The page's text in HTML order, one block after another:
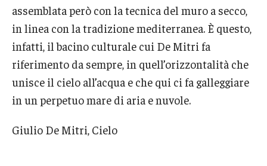
assemblata però con la tecnica del muro a secco,
in linea con la tradizione mediterranea. È questo,
infatti, il bacino culturale cui De Mitri fa
riferimento da sempre, in quell’orizzontalità che
unisce il cielo all’acqua e che qui ci fa galleggiare
in un perpetuo mare di aria e nuvole.
Giulio De Mitri, Cielo